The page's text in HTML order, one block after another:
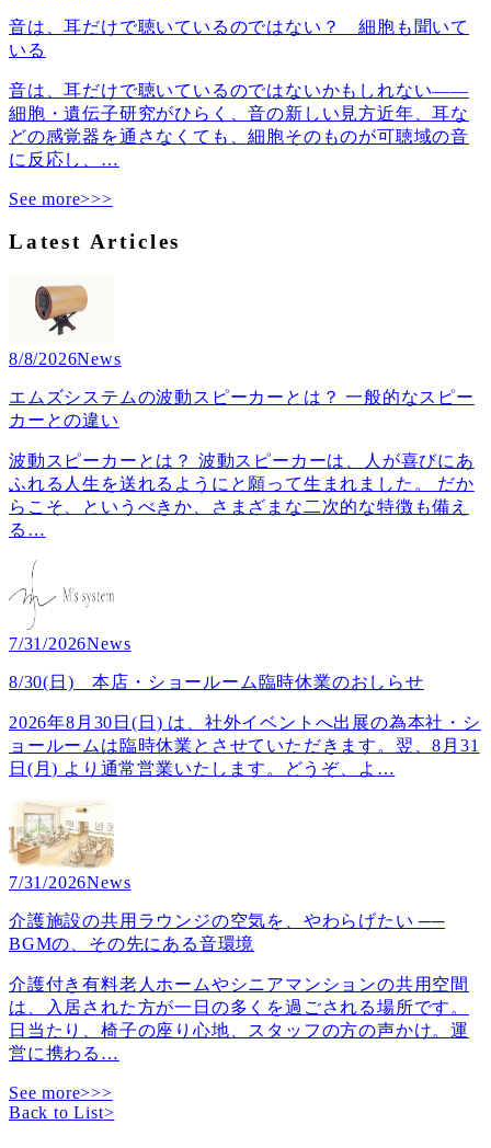
音は、耳だけで聴いているのではない？ 細胞も聞いて
いる
音は、耳だけで聴いているのではないかもしれない――
細胞・遺伝子研究がひらく、音の新しい見方近年、耳な
どの感覚器を通さなくても、細胞そのものが可聴域の音
に反応し、 …
See more>>>
Latest Articles
8/8/2026News
エムズシステムの波動スピーカーとは？ 一般的なスピー
カーとの違い
波動スピーカーとは？ 波動スピーカーは、人が喜びにあ
ふれる人生を送れるようにと願って生まれました。 だか
らこそ、というべきか、さまざまな二次的な特徴も備え
る …
7/31/2026News
8/30(日) 本店・ショールーム臨時休業のおしらせ
2026年8月30日(日) は、社外イベントへ出展の為本社・シ
ョールームは臨時休業とさせていただきます。翌、8月31
日(月) より通常営業いたします。どうぞ、よ …
7/31/2026News
介護施設の共用ラウンジの空気を、やわらげたい ──
BGMの、その先にある音環境
介護付き有料老人ホームやシニアマンションの共用空間
は、入居された方が一日の多くを過ごされる場所です。
日当たり、椅子の座り心地、スタッフの方の声かけ。運
営に携わる …
See more>>>
Back to List>